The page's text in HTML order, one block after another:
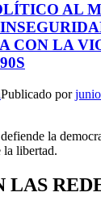
AL
CON LA
Publicado por
la
la libertad.
LAS